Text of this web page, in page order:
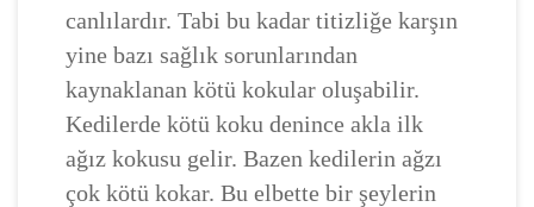
canlılardır. Tabi bu kadar titizliğe karşın
yine bazı sağlık sorunlarından
kaynaklanan kötü kokular oluşabilir.
Kedilerde kötü koku denince akla ilk
ağız kokusu gelir. Bazen kedilerin ağzı
çok kötü kokar. Bu elbette bir şeylerin